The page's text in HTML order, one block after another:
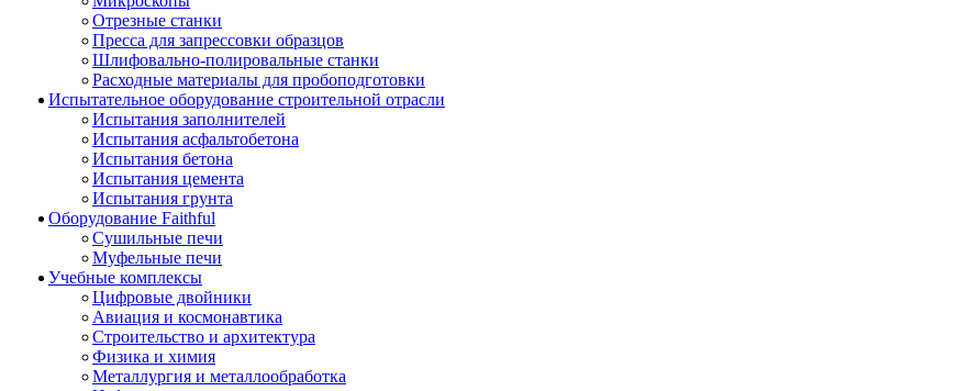
Отрезные станки
Пресса для запрессовки образцов
Шлифовально-полировальные станки
Расходные материалы для пробоподготовки
Испытательное оборудование строительной отрасли
Испытания заполнителей
Испытания асфальтобетона
Испытания бетона
Испытания цемента
Испытания грунта
Оборудование Faithful
Сушильные печи
Муфельные печи
Учебные комплексы
Цифровые двойники
Авиация и космонавтика
Строительство и архитектура
Физика и химия
Металлургия и металлообработка